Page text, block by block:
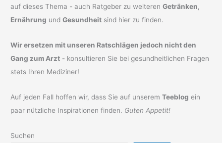
auf dieses Thema - auch Ratgeber zu weiterenGetränken,
Ernährung undGesundheit sind hier zu finden.
Wir ersetzen mit unseren Ratschlägen jedoch nicht den
Gang zum Arzt - konsultieren Sie bei gesundheitlichen Fragen
stets Ihren Mediziner!
Auf jeden Fall hoffen wir, dass Sie auf unseremTeeblog ein
paar nützliche Inspirationen finden. Guten Appetit!
Suchen